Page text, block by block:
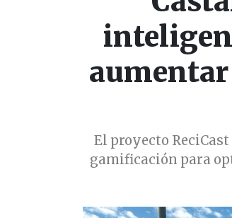
El proyecto
gamificación para